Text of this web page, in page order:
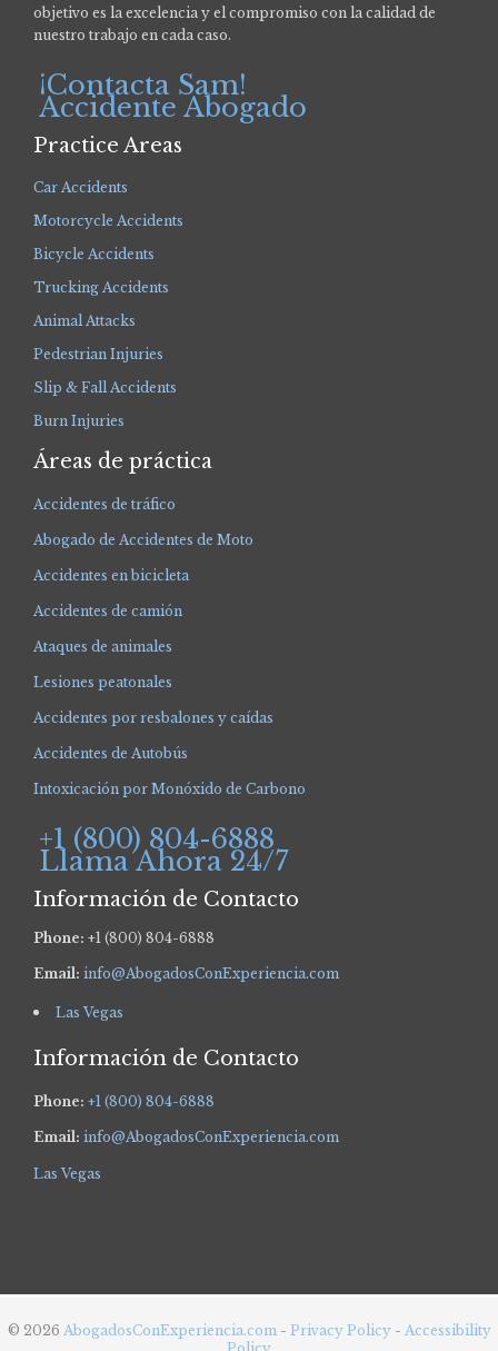
objetivo es la excelencia y el compromiso con la calidad de
nuestro trabajo en cada caso.
¡Contacta Sam!
Accidente Abogado
Practice Areas
Car Accidents
Motorcycle Accidents
Bicycle Accidents
Trucking Accidents
Animal Attacks
Pedestrian Injuries
Slip & Fall Accidents
Burn Injuries
Áreas de práctica
Accidentes de tráfico
Abogado de Accidentes de Moto
Accidentes en bicicleta
Accidentes de camión
Ataques de animales
Lesiones peatonales
Accidentes por resbalones y caídas
Accidentes de Autobús
Intoxicación por Monóxido de Carbono
+1 (800) 804-6888
Llama Ahora 24/7
Información de Contacto
Phone: +1 (800) 804-6888
Email: info@AbogadosConExperiencia.com
Las Vegas
Información de Contacto
Phone: +1 (800) 804-6888
Email: info@AbogadosConExperiencia.com
Las Vegas
© 2026 AbogadosConExperiencia.com - Privacy Policy - Accessibility